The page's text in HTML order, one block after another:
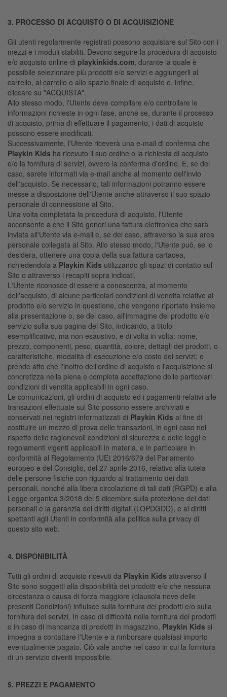
3. PROCESSO DI ACQUISTO O DI ACQUISIZIONE
Gli utenti regolarmente registrati possono acquistare sul Sito con i
mezzi e i moduli stabiliti. Devono seguire la procedura di acquisto
e/o acquisto online di playkinkids.com, durante la quale è
possibile selezionare più prodotti e/o servizi e aggiungerli al
carrello, al carrello o allo spazio finale di acquisto e, infine,
cliccare su "ACQUISTA".
Allo stesso modo, l'Utente deve compilare e/o controllare le
informazioni richieste in ogni fase, anche se, durante il processo
di acquisto, prima di effettuare il pagamento, i dati di acquisto
possono essere modificati.
Successivamente, l'Utente riceverà una e-mail di conferma che
Playkin Kids ha ricevuto il suo ordine o la richiesta di acquisto
e/o la fornitura di servizi, ovvero la conferma d'ordine. E, se del
caso, sarete informati via e-mail anche al momento dell'invio
dell'acquisto. Se necessario, tali informazioni potranno essere
messe a disposizione dell'Utente anche attraverso il suo spazio
personale di connessione al Sito.
Una volta completata la procedura di acquisto, l'Utente
acconsente a che il Sito generi una fattura elettronica che sarà
inviata all'Utente via e-mail e, se del caso, attraverso la sua area
personale collegata al Sito. Allo stesso modo, l'Utente può, se lo
desidera, ottenere una copia della sua fattura cartacea,
richiedendola a Playkin Kids utilizzando gli spazi di contatto sul
Sito o attraverso i recapiti sopra indicati.
L'Utente riconosce di essere a conoscenza, al momento
dell'acquisto, di alcune particolari condizioni di vendita relative al
prodotto e/o servizio in questione, che vengono riportate insieme
alla presentazione o, se del caso, all'immagine del prodotto e/o
servizio sulla sua pagina del Sito, indicando, a titolo
esemplificativo, ma non esaustivo, e di volta in volta: nome,
prezzo, componenti, peso, quantità, colore, dettagli dei prodotti, o
caratteristiche, modalità di esecuzione e/o costo dei servizi; e
prende atto che l'inoltro dell'ordine di acquisto o l'acquisizione si
concretizza nella piena e completa accettazione delle particolari
condizioni di vendita applicabili in ogni caso.
Le comunicazioni, gli ordini di acquisto ed i pagamenti relativi alle
transazioni effettuate sul Sito possono essere archiviati e
conservati nei registri informatizzati di Playkin Kids al fine di
costituire un mezzo di prova delle transazioni, in ogni caso nel
rispetto delle ragionevoli condizioni di sicurezza e delle leggi e
regolamenti vigenti applicabili in materia, e in particolare in
conformità al Regolamento (UE) 2016/679 del Parlamento
europeo e del Consiglio, del 27 aprile 2016, relativo alla tutela
delle persone fisiche con riguardo al trattamento dei dati
personali, nonché alla libera circolazione di tali dati (RGPD) e alla
Legge organica 3/2018 del 5 dicembre sulla protezione dei dati
personali e la garanzia dei diritti digitali (LOPDGDD), e ai diritti
spettanti agli Utenti in conformità alla politica sulla privacy di
questo sito web.
4. DISPONIBILITÀ
Tutti gli ordini di acquisto ricevuti da Playkin Kids attraverso il
Sito sono soggetti alla disponibilità dei prodotti e/o che nessuna
circostanza o causa di forza maggiore (clausola nove delle
presenti Condizioni) influisce sulla fornitura dei prodotti e/o sulla
fornitura dei servizi. In caso di difficoltà nella fornitura dei prodotti
o in caso di mancanza di prodotti in magazzino, Playkin Kids si
impegna a contattare l'Utente e a rimborsare qualsiasi importo
eventualmente pagato. Ciò vale anche nel caso in cui la fornitura
di un servizio diventi impossibile.
5. PREZZI E PAGAMENTO